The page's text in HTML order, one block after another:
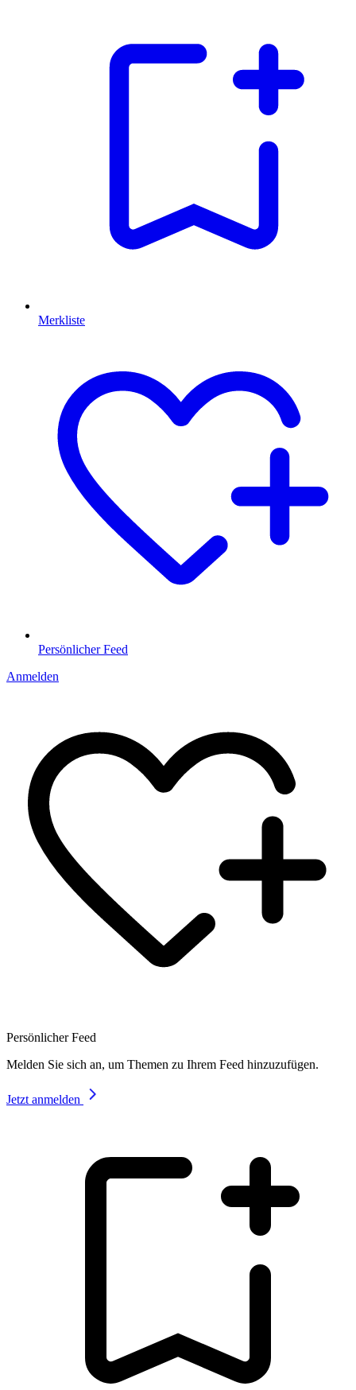
Merkliste
Persönlicher Feed
Anmelden
Persönlicher Feed
Melden Sie sich an, um Themen zu Ihrem Feed hinzuzufügen.
Jetzt anmelden